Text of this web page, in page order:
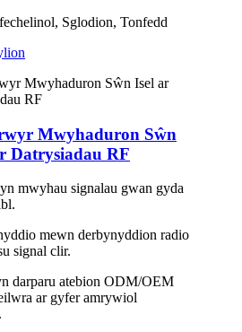
Sglodion, Tonfedd
Mwyhaduron Sŵn
Datrysiadau RF
mwyhau signalau gwan gyda
mewn derbynyddion radio
signal clir.
darparu atebion ODM/OEM
ar gyfer amrywiol